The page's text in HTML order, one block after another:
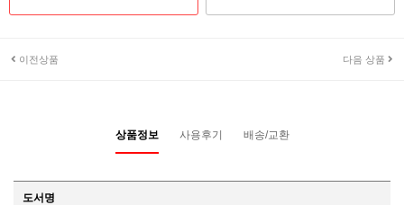
이전상품 다음 상품
상품정보 사용후기 배송/교환
도서명